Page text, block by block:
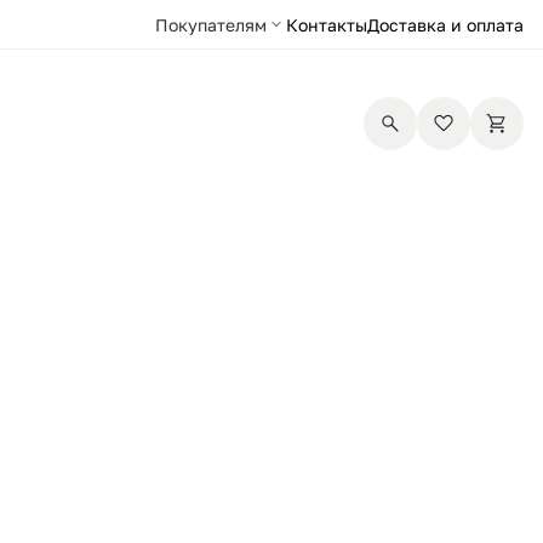
Покупателям КонтактыДоставка и оплата